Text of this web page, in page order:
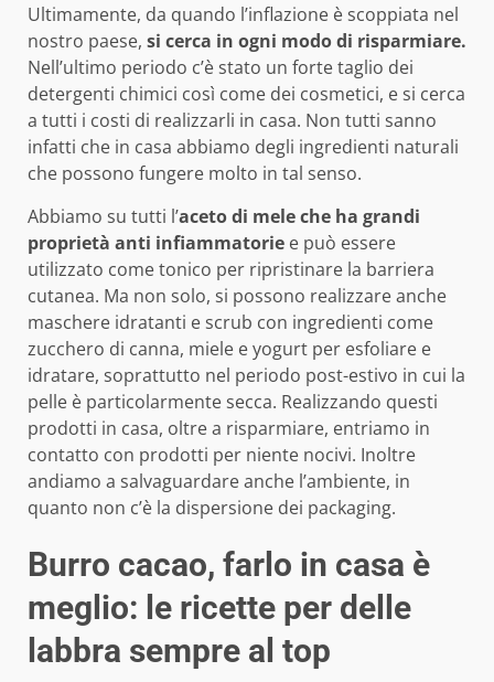
Ultimamente, da quando l’inflazione è scoppiata nel
nostro paese, si cerca in ogni modo di risparmiare.
Nell’ultimo periodo c’è stato un forte taglio dei
detergenti chimici così come dei cosmetici, e si cerca
a tutti i costi di realizzarli in casa. Non tutti sanno
infatti che in casa abbiamo degli ingredienti naturali
che possono fungere molto in tal senso.
Abbiamo su tutti l’aceto di mele che ha grandi
proprietà anti infiammatorie e può essere
utilizzato come tonico per ripristinare la barriera
cutanea. Ma non solo, si possono realizzare anche
maschere idratanti e scrub con ingredienti come
zucchero di canna, miele e yogurt per esfoliare e
idratare, soprattutto nel periodo post-estivo in cui la
pelle è particolarmente secca. Realizzando questi
prodotti in casa, oltre a risparmiare, entriamo in
contatto con prodotti per niente nocivi. Inoltre
andiamo a salvaguardare anche l’ambiente, in
quanto non c’è la dispersione dei packaging.
Burro cacao, farlo in casa è
meglio: le ricette per delle
labbra sempre al top